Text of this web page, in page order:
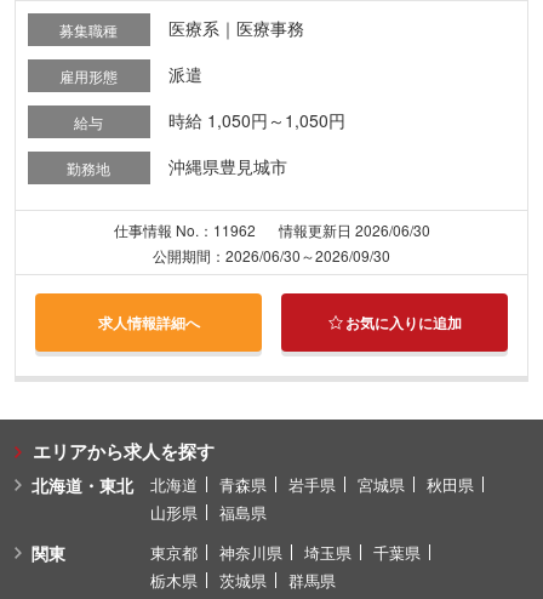
募集職種 医療系｜医療事務
雇用形態 派遣
給与 時給 1,050円～1,050円
勤務地 沖縄県豊見城市
仕事情報 No.：11962
情報更新日 2026/06/30
公開期間：2026/06/30～2026/09/30
求人情報詳細へ お気に入りに追加
エリアから求人を探す
北海道・東北 北海道 青森県 岩手県 宮城県
秋田県
山形県
福島県
関東 東京都 神奈川県 埼玉県
千葉県
栃木県
茨城県 群馬県